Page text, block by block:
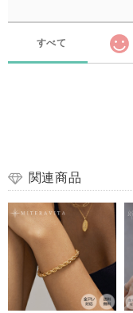
すべて
関連商品